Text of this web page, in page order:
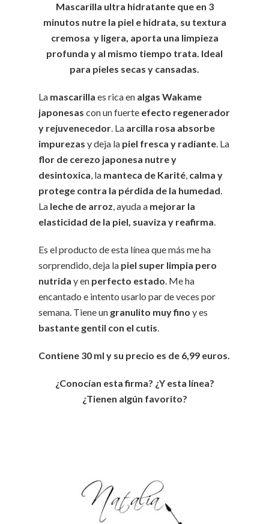
Mascarilla ultra hidratante que en 3
minutos nutre la piel e hidrata, su textura
cremosa y ligera, aporta una limpieza
profunda y al mismo tiempo trata. Ideal
para pieles secas y cansadas.
La mascarilla es rica en algas Wakame
japonesas con un fuerte efecto regenerador
y rejuvenecedor. La arcilla rosa absorbe
impurezas y deja la piel fresca y radiante. La
flor de cerezo japonesa nutre y
desintoxica, la manteca de Karité, calma y
protege contra la pérdida de la humedad.
La leche de arroz, ayuda a mejorar la
elasticidad de la piel, suaviza y reafirma.
Es el producto de esta línea que más me ha
sorprendido, deja la piel super limpia pero
nutrida y en perfecto estado. Me ha
encantado e intento usarlo par de veces por
semana. Tiene un granulito muy fino y es
bastante gentil con el cutis.
Contiene 30 ml y su precio es de 6,99 euros.
¿Conocían esta firma? ¿Y esta línea?
¿Tienen algún favorito?